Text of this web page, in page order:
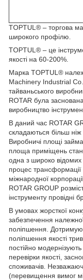
TOPTUL® – торгова
широкого профілю.
TOPTUL® – це
якості на 60-200%.
Марка TOPTUL®
Machinery Industrial
тайваньського
ROTAR була
виробництво
В даний час ROTAR
складаються більш ніж
Виробничі площі
площа приміщень
одна з широко відомих
процес трансформації
міжнародної
ROTAR GROUP
інструменту провідні
В умовах жорсткої
забезпечення належної
поліпшення.
поліпшення якості
постійно
перевірки якості,
споживачів.
(перевищення вимог